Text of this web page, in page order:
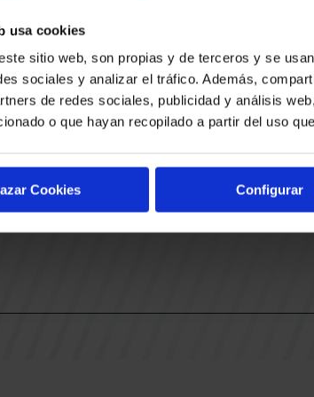
usa cookies
sitio web, son propias y de terceros y se
sociales y analizar el tráfico. Además,
de redes sociales, publicidad y análisis
o que hayan recopilado a partir del uso
Cookies Configurar
actividades,
del SASKI
BAKH